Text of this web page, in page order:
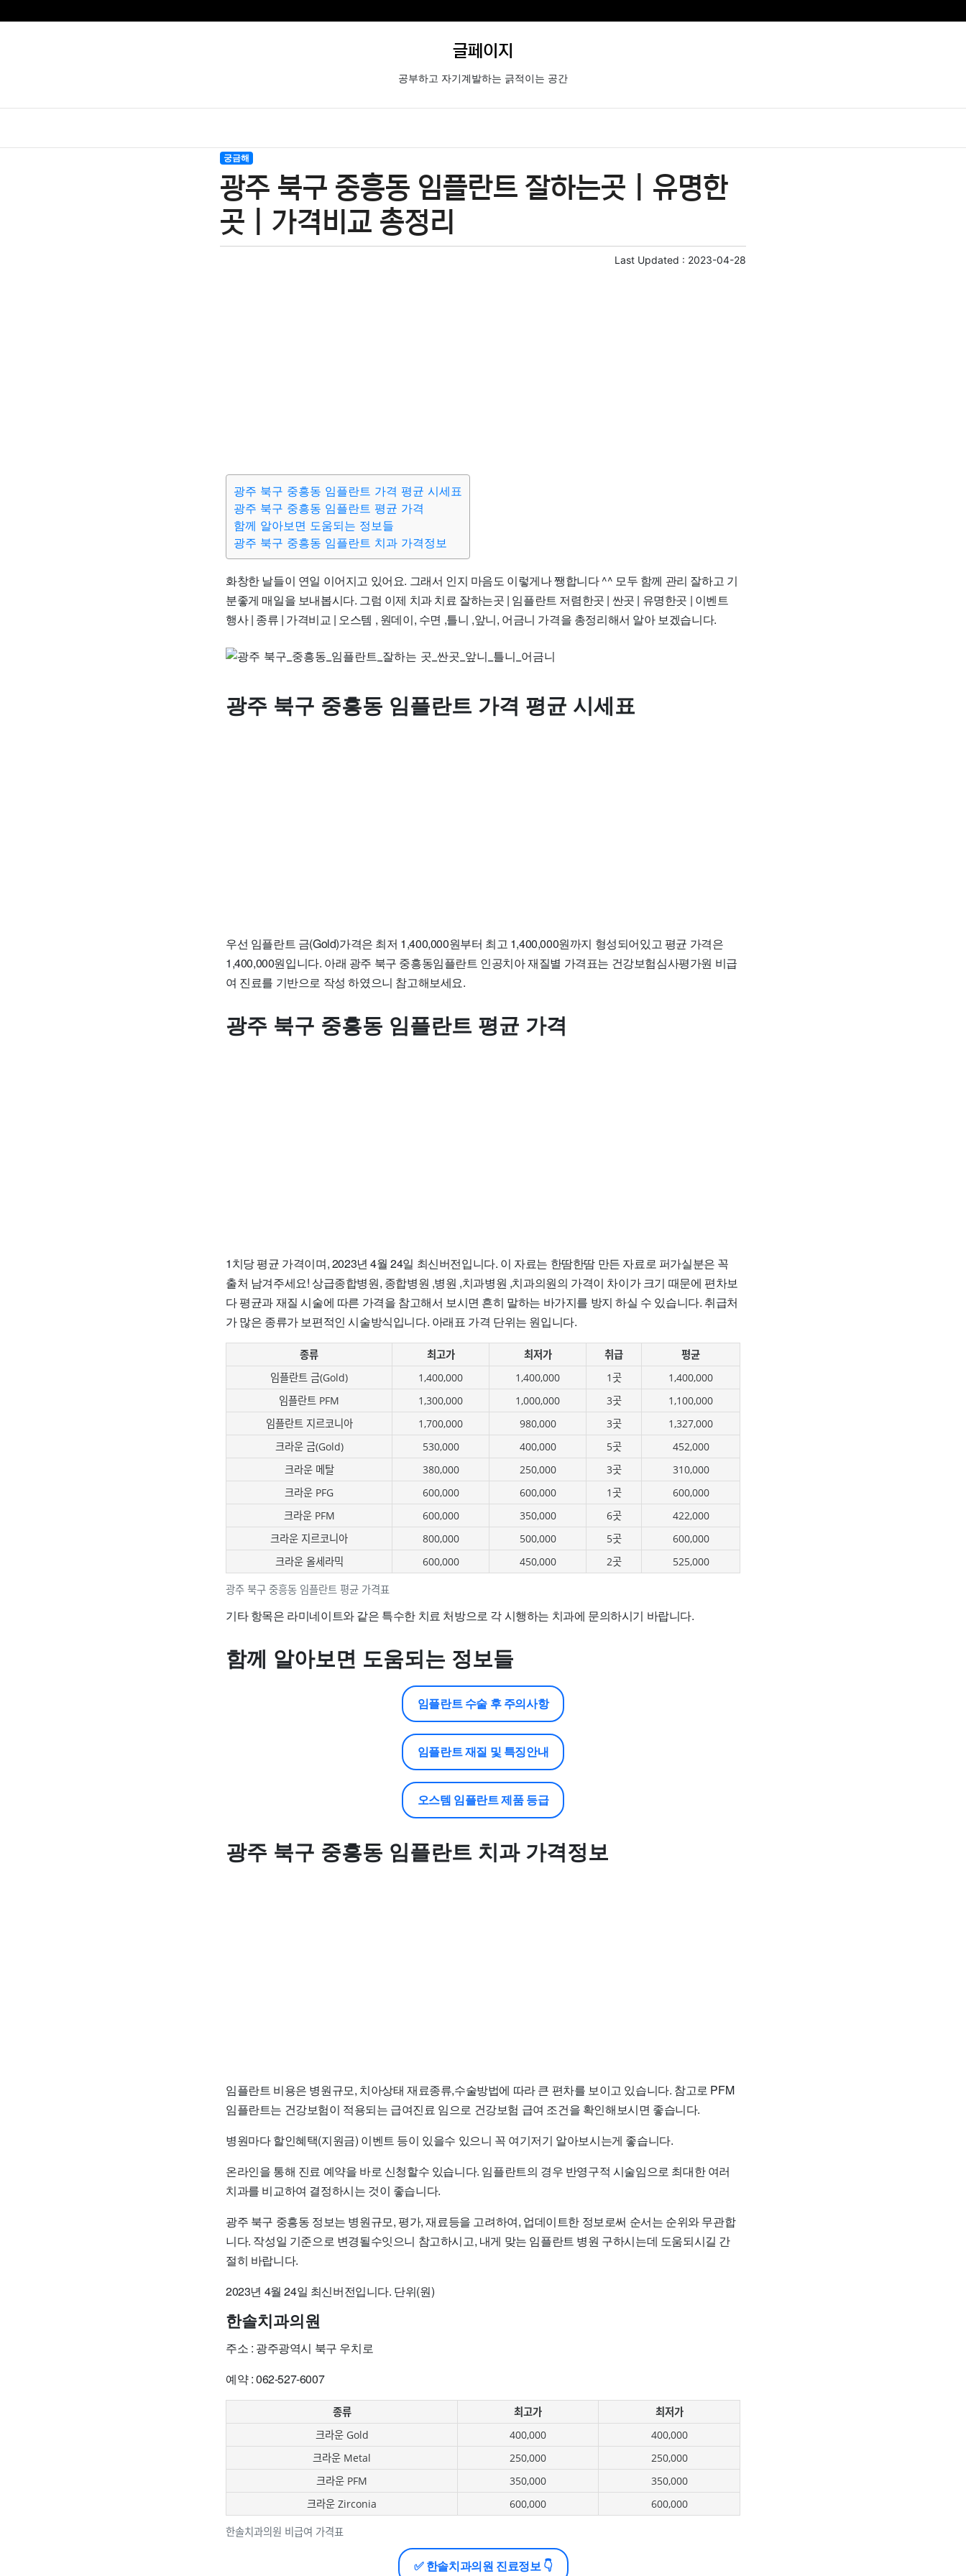
글페이지
공부하고 자기계발하는 긁적이는 공간
궁금해
광주 북구 중흥동 임플란트 잘하는곳 | 유명한
곳 | 가격비교 총정리
Last Updated : 2023-04-28
광주 북구 중흥동 임플란트 가격 평균 시세표
광주 북구 중흥동 임플란트 평균 가격
함께 알아보면 도움되는 정보들
광주 북구 중흥동 임플란트 치과 가격정보
화창한 날들이 연일 이어지고 있어요. 그래서 인지 마음도 이렇게나 쨍합니다 ^^ 모두 함께 관리 잘하고 기
분좋게 매일을 보내봅시다. 그럼 이제 치과 치료 잘하는곳 | 임플란트 저렴한곳 | 싼곳 | 유명한곳 | 이벤트
행사 | 종류 | 가격비교 | 오스템 , 원데이, 수면 ,틀니 ,앞니, 어금니 가격을 총정리해서 알아 보겠습니다.
광주 북구 중흥동 임플란트 가격 평균 시세표
우선 임플란트 금(Gold)가격은 최저 1,400,000원부터 최고 1,400,000원까지 형성되어있고 평균 가격은
1,400,000원입니다. 아래 광주 북구 중흥동임플란트 인공치아 재질별 가격표는 건강보험심사평가원 비급
여 진료를 기반으로 작성 하였으니 참고해보세요.
광주 북구 중흥동 임플란트 평균 가격
1치당 평균 가격이며, 2023년 4월 24일 최신버전입니다. 이 자료는 한땀한땀 만든 자료로 퍼가실분은 꼭
출처 남겨주세요! 상급종합병원, 종합병원 ,병원 ,치과병원 ,치과의원의 가격이 차이가 크기 때문에 편차보
다 평균과 재질 시술에 따른 가격을 참고해서 보시면 흔히 말하는 바가지를 방지 하실 수 있습니다. 취급처
가 많은 종류가 보편적인 시술방식입니다. 아래표 가격 단위는 원입니다.
광주 북구 중흥동 임플란트 평균 가격표
종류 최고가 최저가 취급
평균
임플란트 금(Gold)
1,400,000 1,400,000 1곳
1,400,000
임플란트 PFM
1,300,000 1,000,000 3곳
1,100,000
임플란트 지르코니아
1,700,000 980,000 3곳
1,327,000
크라운 금(Gold)
530,000 400,000 5곳
452,000
크라운 메탈
380,000 250,000 3곳
310,000
크라운 PFG
600,000 600,000 1곳
600,000
크라운 PFM
600,000 350,000 6곳
422,000
크라운 지르코니아
800,000 500,000 5곳
600,000
크라운 올세라믹
600,000 450,000 2곳 525,000
기타 항목은 라미네이트와 같은 특수한 치료 처방으로 각 시행하는 치과에 문의하시기 바랍니다.
함께 알아보면 도움되는 정보들
임플란트 수술 후 주의사항
임플란트 재질 및 특징안내
오스템 임플란트 제품 등급
광주 북구 중흥동 임플란트 치과 가격정보
임플란트 비용은 병원규모, 치아상태 재료종류,수술방법에 따라 큰 편차를 보이고 있습니다. 참고로 PFM
임플란트는 건강보험이 적용되는 급여진료 임으로 건강보험 급여 조건을 확인해보시면 좋습니다.
병원마다 할인혜택(지원금) 이벤트 등이 있을수 있으니 꼭 여기저기 알아보시는게 좋습니다.
온라인을 통해 진료 예약을 바로 신청할수 있습니다. 임플란트의 경우 반영구적 시술임으로 최대한 여러
치과를 비교하여 결정하시는 것이 좋습니다.
광주 북구 중흥동 정보는 병원규모, 평가, 재료등을 고려하여, 업데이트한 정보로써 순서는 순위와 무관합
니다. 작성일 기준으로 변경될수잇으니 참고하시고, 내게 맞는 임플란트 병원 구하시는데 도움되시길 간
절히 바랍니다.
2023년 4월 24일 최신버전입니다. 단위(원)
한솔치과의원
주소 : 광주광역시 북구 우치로
예약 : 062-527-6007
한솔치과의원 비급여 가격표
종류 최고가
최저가
크라운 Gold
400,000
400,000
크라운 Metal
250,000
250,000
크라운 PFM
350,000
350,000
크라운 Zirconia
600,000 600,000
✅ 한솔치과의원 진료정보 👇